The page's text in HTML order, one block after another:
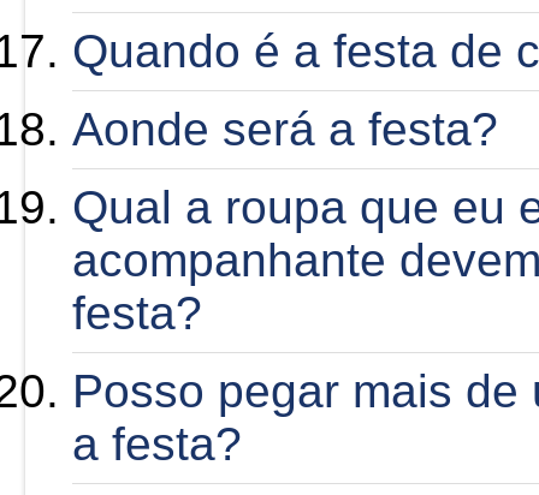
Quando é a festa de
Aonde será a festa?
Qual a roupa que eu
acompanhante
festa?
Posso pegar mais de
a festa?